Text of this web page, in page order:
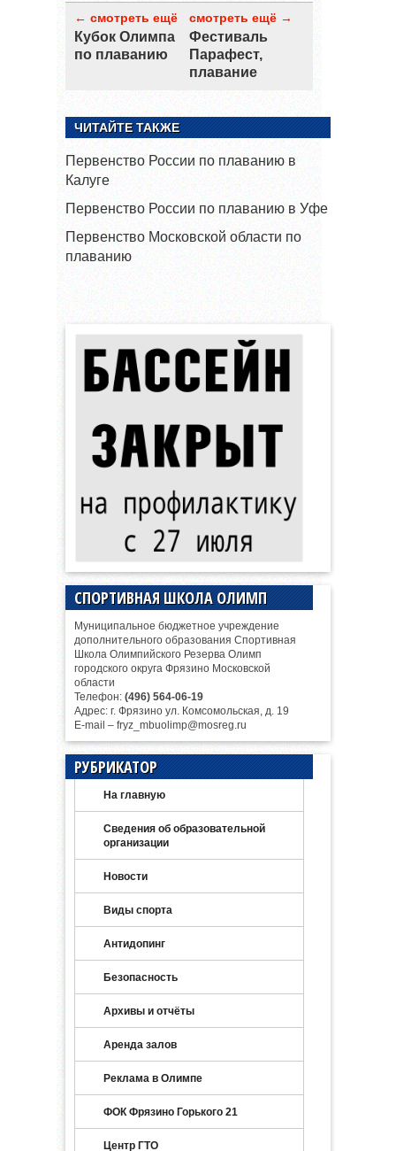
← смотреть ещё
Кубок Олимпа
по плаванию
смотреть ещё →
Фестиваль
Парафест,
плавание
ЧИТАЙТЕ ТАКЖЕ
Первенство России по плаванию в
Калуге
Первенство России по плаванию в Уфе
Первенство Московской области по
плаванию
СПОРТИВНАЯ ШКОЛА ОЛИМП
Муниципальное бюджетное учреждение
дополнительного образования Спортивная
Школа Олимпийского Резерва Олимп
городского округа Фрязино Московской
области
Телефон: (496) 564-06-19
Адрес: г. Фрязино ул. Комсомольская, д. 19
E-mail – fryz_mbuolimp@mosreg.ru
РУБРИКАТОР
На главную
Сведения об образовательной
организации
Новости
Виды спорта
Антидопинг
Безопасность
Архивы и отчёты
Аренда залов
Реклама в Олимпе
ФОК Фрязино Горького 21
Центр ГТО